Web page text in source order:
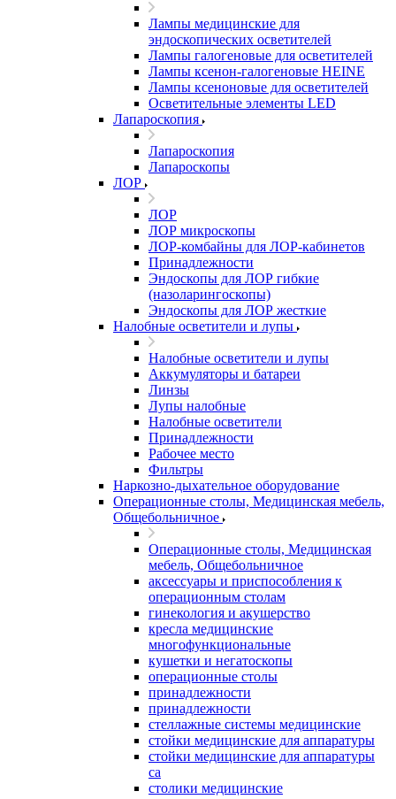
Лампы медицинские для
эндоскопических осветителей
Лампы галогеновые для осветителей
Лампы ксенон-галогеновые HEINE
Лампы ксеноновые для осветителей
Осветительные элементы LED
Лапароскопия
Лапароскопия
Лапароскопы
ЛОР
ЛОР
ЛОР микроскопы
ЛОР-комбайны для ЛОР-кабинетов
Принадлежности
Эндоскопы для ЛОР гибкие
(назоларингоскопы)
Эндоскопы для ЛОР жесткие
Налобные осветители и лупы
Налобные осветители и лупы
Аккумуляторы и батареи
Линзы
Лупы налобные
Налобные осветители
Принадлежности
Рабочее место
Фильтры
Наркозно-дыхательное оборудование
Операционные столы, Медицинская мебель,
Общебольничное
Операционные столы, Медицинская
мебель, Общебольничное
аксессуары и приспособления к
операционным столам
гинекология и акушерство
кресла медицинские
многофункциональные
кушетки и негатоскопы
операционные столы
принадлежности
принадлежности
стеллажные системы медицинские
стойки медицинские для аппаратуры
стойки медицинские для аппаратуры
са
столики медицинские